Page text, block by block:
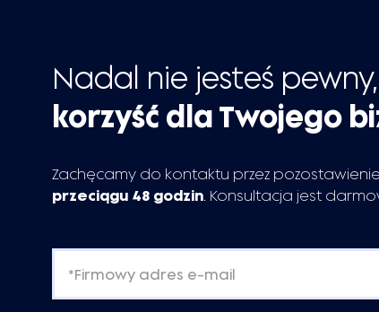
Nadal nie jesteś
korzyść dla Twojego
Zachęcamy do kontaktu przez
przeciągu 48 godzin. Konsultacja jest